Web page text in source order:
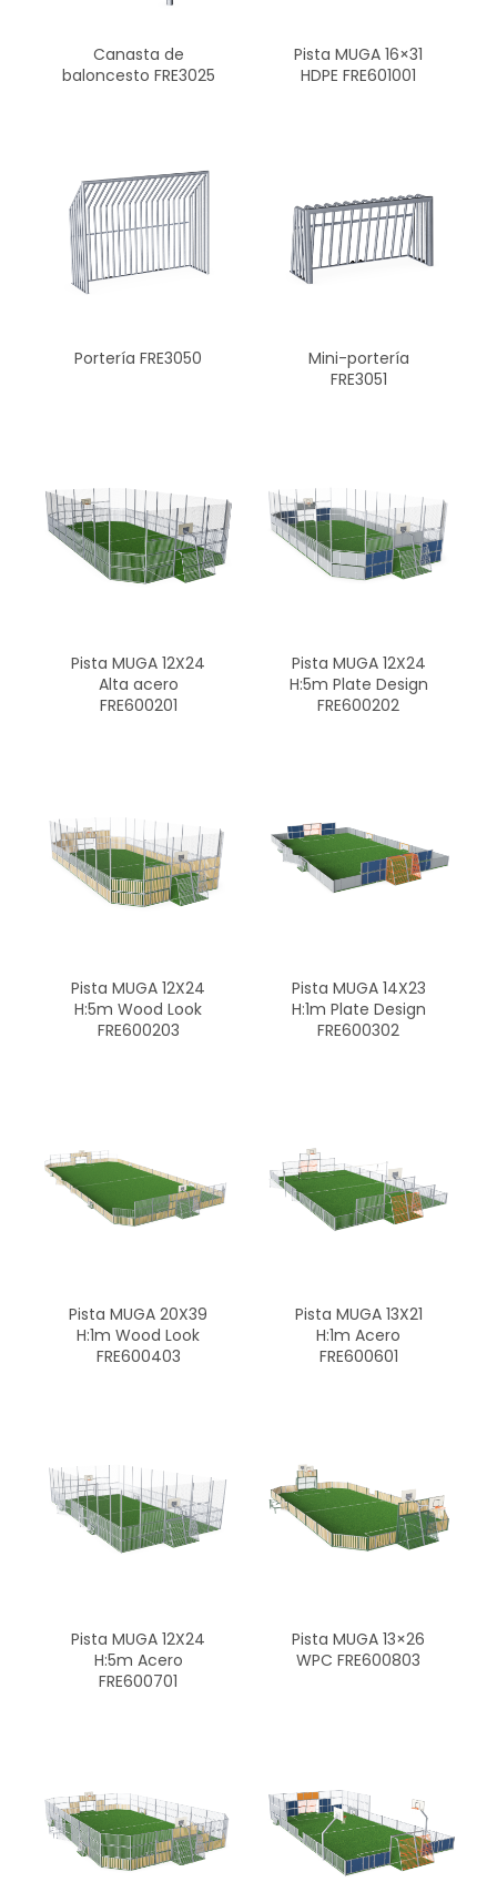
Canasta de
baloncesto FRE3025
Pista MUGA 16×31
HDPE FRE601001
Portería FRE3050
Mini-portería
FRE3051
Pista MUGA 12X24
Alta acero
FRE600201
Pista MUGA 12X24
H:5m Plate Design
FRE600202
Pista MUGA 12X24
H:5m Wood Look
FRE600203
Pista MUGA 14X23
H:1m Plate Design
FRE600302
Pista MUGA 20X39
H:1m Wood Look
FRE600403
Pista MUGA 13X21
H:1m Acero
FRE600601
Pista MUGA 12X24
H:5m Acero
FRE600701
Pista MUGA 13×26
WPC FRE600803